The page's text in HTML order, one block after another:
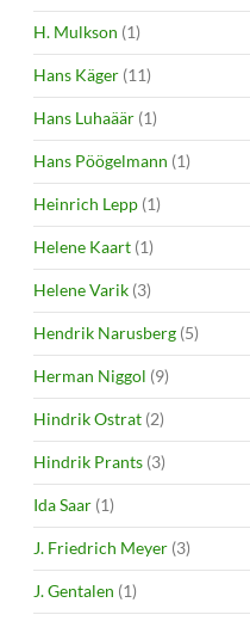
H. Mulkson (1)
Hans Käger (11)
Hans Luhaäär (1)
Hans Pöögelmann (1)
Heinrich Lepp (1)
Helene Kaart (1)
Helene Varik (3)
Hendrik Narusberg (5)
Herman Niggol (9)
Hindrik Ostrat (2)
Hindrik Prants (3)
Ida Saar (1)
J. Friedrich Meyer (3)
J. Gentalen (1)